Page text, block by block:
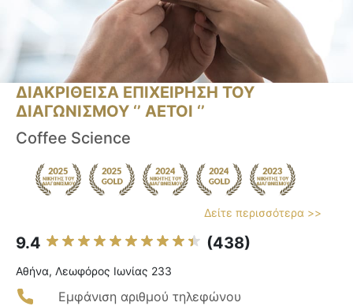
ΔΙΑΚΡΙΘΕΙΣΑ ΕΠΙΧΕΙΡΗΣΗ ΤΟΥ
ΔΙΑΓΩΝΙΣΜΟΥ ‘’ ΑΕΤΟΙ ‘’
Coffee Science
Δείτε περισσότερα >>
9.4 (438)
Αθήνα, Λεωφόρος Ιωνίας 233
Εμφάνιση αριθμού τηλεφώνου